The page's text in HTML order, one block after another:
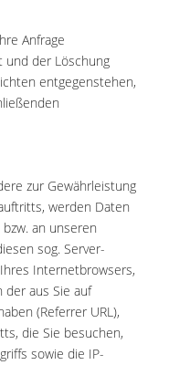
Anfrage
der Löschung
entgegenstehen,
zur Gewährleistung
werden Daten
an unseren
sog. Server-
Internetbrowsers,
der aus Sie auf
(Referrer URL),
die Sie besuchen,
sowie die IP-